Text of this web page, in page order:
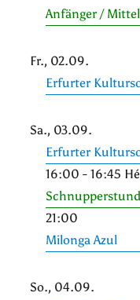
Anfänger /
Fr., 02.09.
Erfurter
Sa., 03.09.
Erfurter
16:00 - 16:45
21:00
Milonga Azul
So., 04.09.